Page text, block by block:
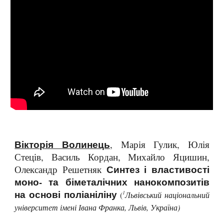
Вікторія Волинець, Марія Гулик, Юлія
Стеців, Василь Кордан, Михайло Яцишин,
Олександр Решетняк Синтез і властивості
моно- та біметалічних нанокомпозитів
на основі поліаніліну (1Львівський національний
університет імені Івана Франка, Львів, Україна)